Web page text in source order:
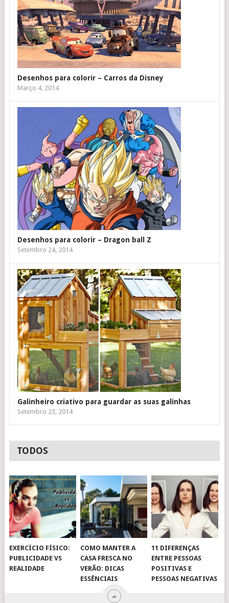
Desenhos para colorir – Carros da Disney
Março 4, 2014
Desenhos para colorir – Dragon ball Z
Setembro 24, 2014
Galinheiro criativo para guardar as suas galinhas
Setembro 23, 2014
TODOS
EXERCÍCIO FÍSICO:
PUBLICIDADE VS
REALIDADE
COMO MANTER A
CASA FRESCA NO
VERÃO: DICAS
ESSÊNCIAIS
11 DIFERENÇAS
ENTRE PESSOAS
POSITIVAS E
PESSOAS NEGATIVAS